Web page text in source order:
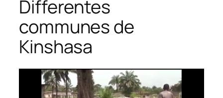
Differentes
communes de
Kinshasa